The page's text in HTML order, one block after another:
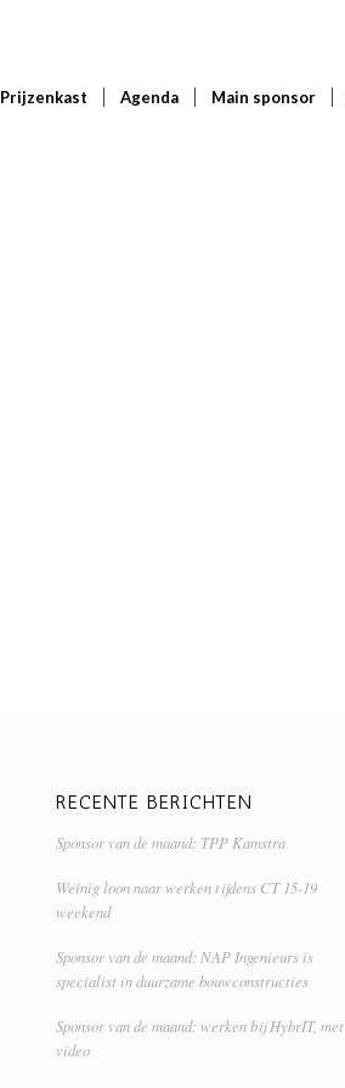
Prijzenkast Agenda Main sponsor
RECENTE BERICHTEN
Sponsor van de maand: TPP Kamstra
Weinig loon naar werken tijdens CT 15-19
weekend
Sponsor van de maand: NAP Ingenieurs is
specialist in duurzame bouwconstructies
Sponsor van de maand: werken bij HybrIT, met
video